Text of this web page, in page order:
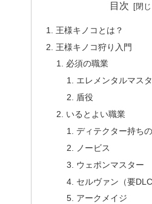
目次
王様キノコとは？
王様キノコ狩り入門
必須の職業
エレメンタルマス
盾役
いるとよい職業
ディテクター持ち
ノービス
ウェポンマスター
セルヴァン（要DLC
アークメイジ